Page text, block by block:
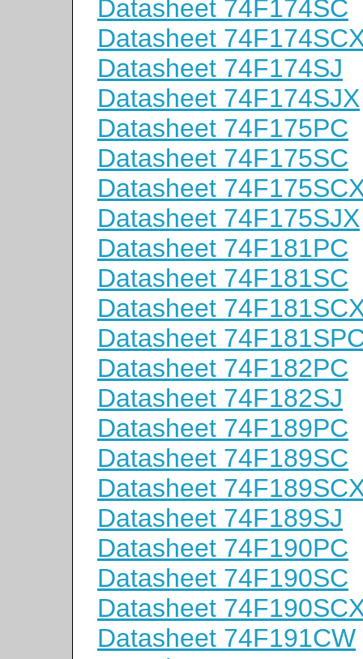
Datasheet 74F174SC
Datasheet
Datasheet 74F174SJ
Datasheet 74F174SJX
Datasheet 74F175PC
Datasheet 74F175SC
Datasheet
Datasheet 74F175SJX
Datasheet 74F181PC
Datasheet 74F181SC
Datasheet
Datasheet
Datasheet 74F182PC
Datasheet 74F182SJ
Datasheet 74F189PC
Datasheet 74F189SC
Datasheet
Datasheet 74F189SJ
Datasheet 74F190PC
Datasheet 74F190SC
Datasheet
Datasheet 74F191CW